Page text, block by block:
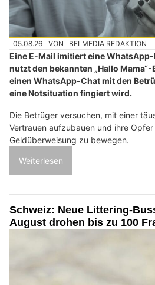
05.08.26 VON BELMEDIA REDAKTION
Eine E-Mail imitiert eine
nutzt den bekannten „Hallo
einen WhatsApp-Chat mit den
eine Notsituation fingiert wird.
Die Betrüger versuchen, mit einer
Vertrauen aufzubauen und ihre
Geldüberweisung zu bewegen.
Weiterlesen
Schweiz: Neue Littering-
August drohen bis zu 100